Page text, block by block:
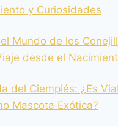
y Curiosidades
Mundo de los
desde el
del Ciempiés: ¿Es
Mascota Exótica?